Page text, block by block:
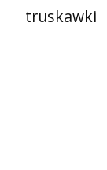
truskawki